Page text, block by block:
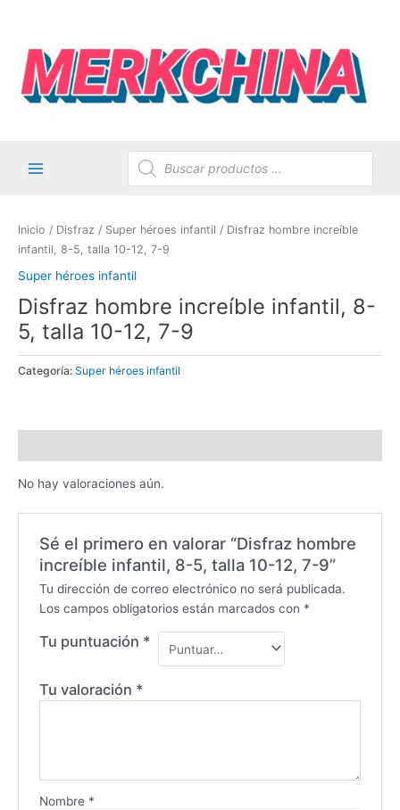
contenido
Búsqueda
de
productos
Inicio / Disfraz / Super héroes infantil / Disfraz hombre increíble
infantil, 8-5, talla 10-12, 7-9
Super héroes infantil
Disfraz hombre increíble infantil, 8-
5, talla 10-12, 7-9
Categoría: Super héroes infantil
No hay valoraciones aún.
Sé el primero en valorar “Disfraz hombre
increíble infantil, 8-5, talla 10-12, 7-9”
Tu dirección de correo electrónico no será publicada.
Los campos obligatorios están marcados con *
Tu puntuación *
Tu valoración *
Nombre *